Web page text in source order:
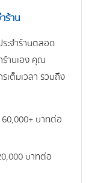
ร้าน
ะจำร้านตลอด
ร้านเอง คุณ
เต็มเวลา รวมถึง
บาทต่อ
บาทต่อ